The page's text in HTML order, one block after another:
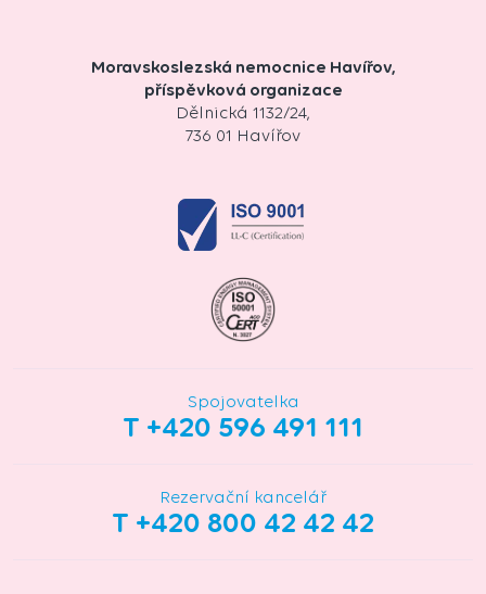
Moravskoslezská nemocnice Havířov,
příspěvková organizace
Dělnická 1132/24,
736 01 Havířov
Spojovatelka
T +420 596 491 111
Rezervační kancelář
T +420 800 42 42 42